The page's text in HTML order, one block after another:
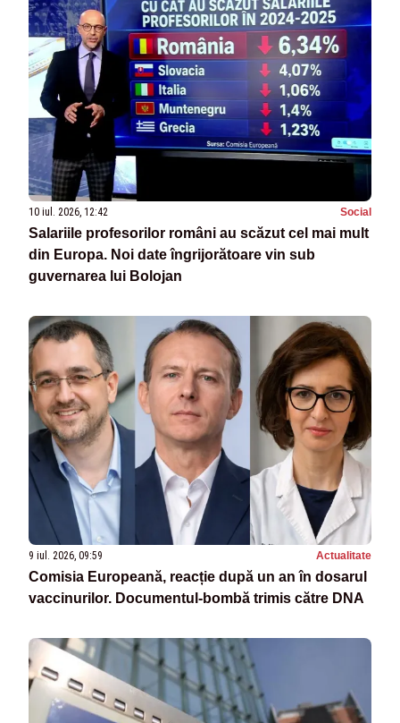
10 iul. 2026, 12:42 Social
Salariile profesorilor români au scăzut cel mai mult
din Europa. Noi date îngrijorătoare vin sub
guvernarea lui Bolojan
9 iul. 2026, 09:59 Actualitate
Comisia Europeană, reacție după un an în dosarul
vaccinurilor. Documentul‑bombă trimis către DNA